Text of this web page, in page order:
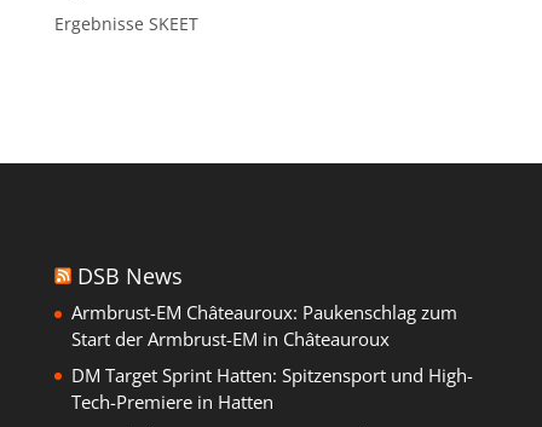
Ergebnisse SKEET
DSB News
Armbrust-EM Châteauroux: Paukenschlag zum
Start der Armbrust-EM in Châteauroux
DM Target Sprint Hatten: Spitzensport und High-
Tech-Premiere in Hatten